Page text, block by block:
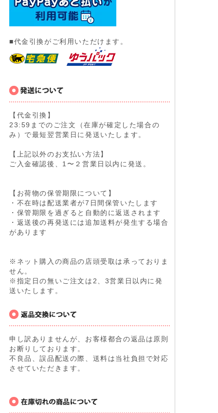
■代金引換がご利用いただけます。
【代金引換】
23:59までのご注文（在庫が確定した場合の
み）で最短翌営業日に発送いたします。
【上記以外のお支払い方法】
ご入金確認後、1〜２営業日以内に発送。
【お荷物の保管期限について】
・不在時は配送業者が7日間保管いたします
・保管期限を過ぎると自動的に返送されます
・返送後の再発送には追加送料が発生する場合
があります
※ネット購入の商品の店頭受取は承っておりま
せん。
※指定日の無いご注文は2、3営業日以内に発
送いたします。
申し訳ありませんが、お客様都合の返品は原則
お断りしております。
不良品、誤品配送の際、送料は当社負担で対応
させていただきます。